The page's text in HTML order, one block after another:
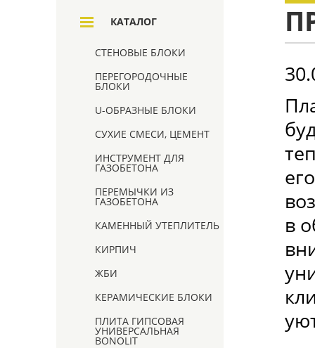
КАТАЛОГ
СТЕНОВЫЕ БЛОКИ
ПЕРЕГОРОДОЧНЫЕ
БЛОКИ
U-ОБРАЗНЫЕ БЛОКИ
СУХИЕ СМЕСИ, ЦЕМЕНТ
ИНСТРУМЕНТ ДЛЯ
ГАЗОБЕТОНА
ПЕРЕМЫЧКИ ИЗ
ГАЗОБЕТОНА
КАМЕННЫЙ УТЕПЛИТЕЛЬ
КИРПИЧ
ЖБИ
КЕРАМИЧЕСКИЕ БЛОКИ
ПЛИТА ГИПСОВАЯ
УНИВЕРСАЛЬНАЯ
BONOLIT
в